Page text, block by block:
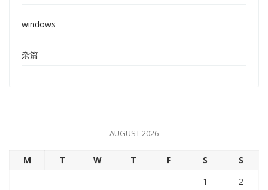
windows
杂篇
AUGUST 2026
M T W T F S
S
1
2